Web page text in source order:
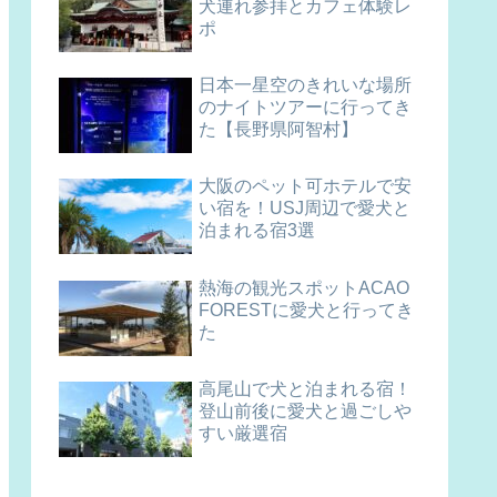
犬連れ参拝とカフェ体験レ
ポ
日本一星空のきれいな場所
のナイトツアーに行ってき
た【長野県阿智村】
大阪のペット可ホテルで安
い宿を！USJ周辺で愛犬と
泊まれる宿3選
熱海の観光スポットACAO
FORESTに愛犬と行ってき
た
高尾山で犬と泊まれる宿！
登山前後に愛犬と過ごしや
すい厳選宿